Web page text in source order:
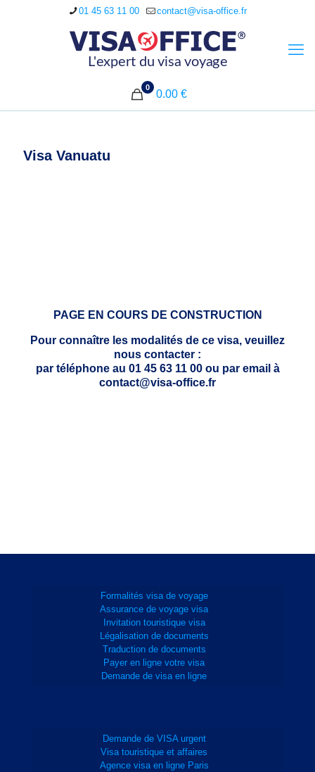
01 45 63 11 00 contact@visa-office.fr
0
0.00 €
Visa Vanuatu
PAGE EN COURS DE CONSTRUCTION
Pour connaître les modalités de ce visa, veuillez
nous contacter :
par téléphone au 01 45 63 11 00 ou par email à
contact@visa-office.fr
Formalités visa de voyage
Assurance de voyage visa
Invitation touristique visa
Légalisation de documents
Traduction de documents
Payer en ligne votre visa
Demande de visa en ligne
Demande de VISA urgent
Visa touristique et affaires
Agence visa en ligne Paris